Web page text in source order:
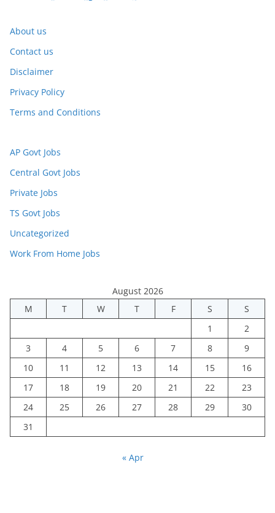
About us
Contact us
Disclaimer
Privacy Policy
Terms and Conditions
AP Govt Jobs
Central Govt Jobs
Private Jobs
TS Govt Jobs
Uncategorized
Work From Home Jobs
August 2026
M
T W T F S
S
1
2
3
4 5 6 7 8
9
10
11 12 13 14 15
16
17
18 19 20 21 22
23
24
25 26 27 28 29
30
31
« Apr